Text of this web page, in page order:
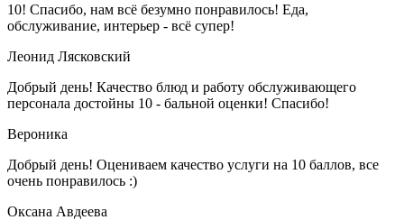
10! Спасибо, нам всё безумно понравилось! Еда,
обслуживание, интерьер - всё супер!
Леонид Лясковский
Добрый день! Качество блюд и работу обслуживающего
персонала достойны 10 - бальной оценки! Спасибо!
Вероника
Добрый день! Оцениваем качество услуги на 10 баллов, все
очень понравилось :)
Оксана Авдеева